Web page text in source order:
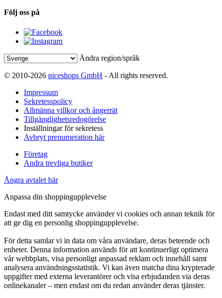
Följ oss på
Ändra region/språk
© 2010-2026 niceshops GmbH - All rights reserved.
Impressum
Sekretesspolicy
Allmänna villkor och ångerrät
Tillgänglighetsredogörelse
Inställningar för sekretess
Avbryt prenumeration här
Företag
Andra trevliga butiker
Ångra avtalet här
Anpassa din shoppingupplevelse
Endast med ditt samtycke använder vi cookies och annan teknik för
att ge dig en personlig shoppingupplevelse.
För detta samlar vi in data om våra användare, deras beteende och
enheter. Denna information används för att kontinuerligt optimera
vår webbplats, visa personligt anpassad reklam och innehåll samt
analysera användningsstatistik. Vi kan även matcha dina krypterade
uppgifter med externa leverantörer och visa erbjudanden via deras
onlinekanaler – men endast om du redan använder deras tjänster.